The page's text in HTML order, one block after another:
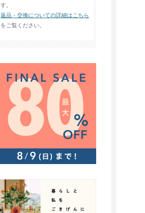
す。
返品・交換についての詳細はこちら
をご覧ください。